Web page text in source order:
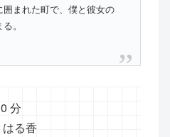
まれた町で、僕と彼女の
。
分
はる香